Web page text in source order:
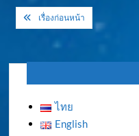
แนะแนว
เรื่องก่อนหน้า
ไทย
English